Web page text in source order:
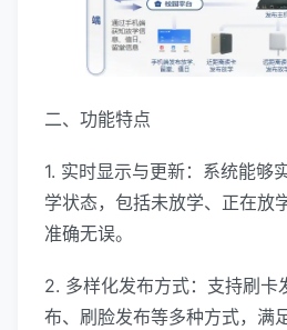
二、功能特点
1. 实时显示与更新：系统能够
学状态，包括未放学、正在放
准确无误。
2. 多样化发布方式：支持刷卡
布、刷脸发布等多种方式，满